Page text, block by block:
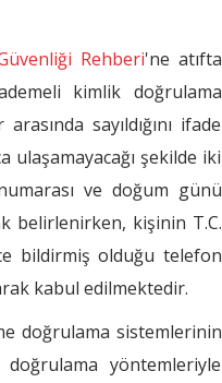
Rehberi'ne atıfta
kimlik doğrulama
sayıldığını ifade
şekilde iki
ve doğum günü
belirlenirken, kişinin T.C.
bildirmiş olduğu telefon
kabul edilmektedir.
doğrulama sistemlerinin
yöntemleriyle